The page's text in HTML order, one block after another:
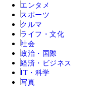
エンタメ
スポーツ
クルマ
ライフ・文化
社会
政治・国際
経済・ビジネス
IT・科学
写真